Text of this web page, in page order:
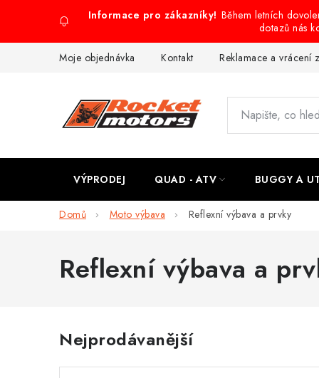
obsah
Během letních
dotazů nás
Moje objednávka Kontakt Reklamace a vrácení
VÝPRODEJ QUAD - ATV BUGGY A
Domů Moto výbava Reflexní výbava a prvky
Reflexní výbava a
Nejprodávanější